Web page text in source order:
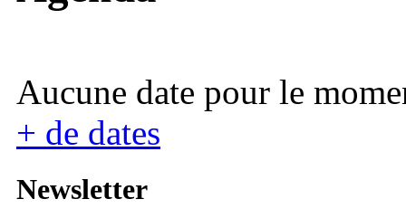
Aucune date pour le
+ de dates
Newsletter